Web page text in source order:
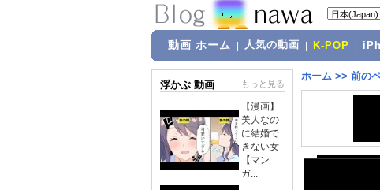
動画 ホーム 人気の動画 K-POP
浮かぶ 動画 もっと見る
【漫画】
美人なの
に結婚で
きない女
【マン
ガ...
ホーム >> 前の